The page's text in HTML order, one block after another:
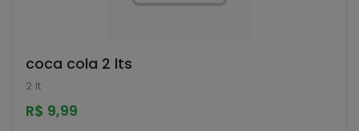
coca cola 2 lts
2 lt
R$ 9,99